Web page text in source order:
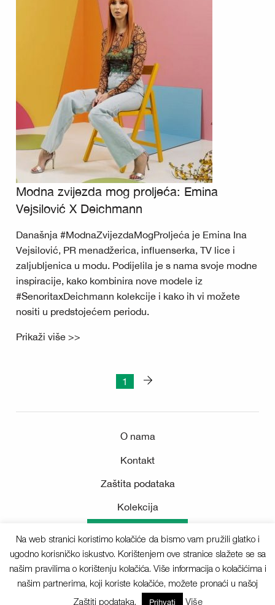
Modna zvijezda mog proljeća: Emina
Vejsilović X Deichmann
Današnja #ModnaZvijezdaMogProljeća je Emina Ina
Vejsilović, PR menadžerica, influenserka, TV lice i
zaljubljenica u modu. Podijelila je s nama svoje modne
inspiracije, kako kombinira nove modele iz
#SenoritaxDeichmann kolekcije i kako ih vi možete
nositi u predstojećem periodu.
Prikaži više >>
1
O nama
Kontakt
Zaštita podataka
Kolekcija
Sva prava pridržana © 2025 Deichmann
Na web stranici koristimo kolačiće da bismo vam pružili glatko i
ugodno korisničko iskustvo. Korištenjem ove stranice slažete se sa
našim pravilima o korištenju kolačića. Više informacija o kolačićima i
našim partnerima, koji koriste kolačiće, možete pronaći u našoj
Zaštiti podataka.
Prihvati Više